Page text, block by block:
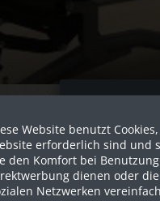
Website benutzt
erforderlich sind und
den Komfort bei
dienen oder
Netzwerken
Sind Sie als
Dies ist ein
werden in
Ja ich